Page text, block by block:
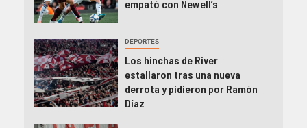
empató con Newell’s
DEPORTES
Los hinchas de River
estallaron tras una nueva
derrota y pidieron por Ramón
Díaz